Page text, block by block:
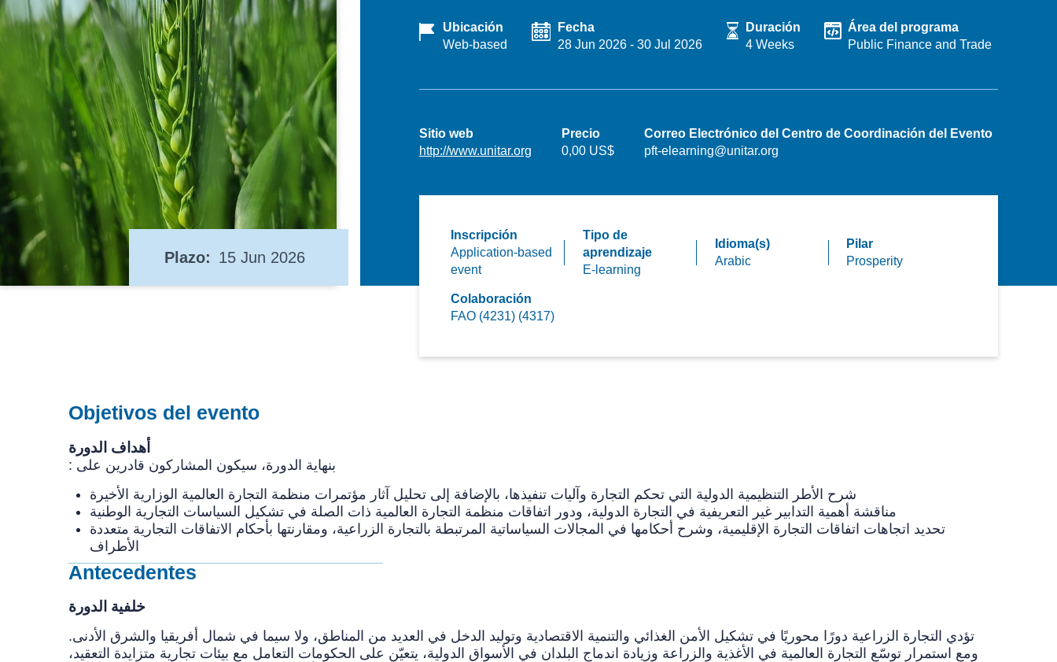
Plazo 15 Jun 2026
Ubicación
Web-based
Fecha
28 Jun 2026- 30 Jul 2026
Duración
4 Weeks
Área del programa
Public Finance and Trade
Sitio web
http://www.unitar.org
Precio
0,00 US$
Correo Electrónico del Centro de Coordinación del Evento
pft-elearning@unitar.org
Inscripción
Application-based
event
Tipo de
aprendizaje
E-learning
Idioma(s)
Arabic
Pilar
Prosperity
Colaboración
FAO (4231) (4317)
Objetivos del evento
أهداف الدورة
: بنهاية الدورة، سيكون المشاركون قادرين على
شرح الأطر التنظيمية الدولية التي تحكم التجارة وآليات تنفيذها، بالإضافة إلى تحليل آثار مؤتمرات منظمة التجارة العالمية الوزارية الأخيرة
مناقشة أهمية التدابير غير التعريفية في التجارة الدولية، ودور اتفاقات منظمة التجارة العالمية ذات الصلة في تشكيل السياسات التجارية الوطنية
تحديد اتجاهات اتفاقات التجارة الإقليمية، وشرح أحكامها في المجالات السياساتية المرتبطة بالتجارة الزراعية، ومقارنتها بأحكام الاتفاقات التجارية متعددة
الأطراف
Antecedentes
خلفية الدورة
تؤدي التجارة الزراعية دورًا محوريًا في تشكيل الأمن الغذائي والتنمية الاقتصادية وتوليد الدخل في العديد من المناطق، ولا سيما في شمال أفريقيا والشرق الأدنى.
ومع استمرار توسّع التجارة العالمية في الأغذية والزراعة وزيادة اندماج البلدان في الأسواق الدولية، يتعيّن على الحكومات التعامل مع بيئات تجارية متزايدة التعقيد،